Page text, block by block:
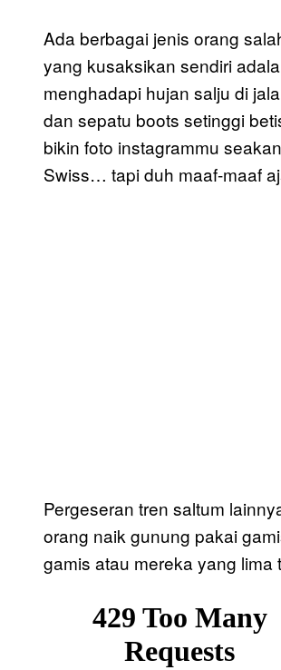
Ada berbagai jenis orang
yang kusaksikan sendiri
menghadapi hujan salju di
dan sepatu boots setinggi
bikin foto instagrammu
Swiss… tapi duh maaf-maaf
Pergeseran tren saltum
orang naik gunung pakai
gamis atau mereka yang